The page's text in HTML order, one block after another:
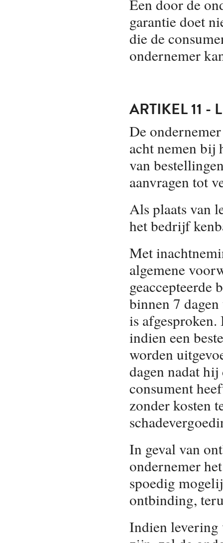
Een door de
garantie doet
die de
ondernemer
ARTIKEL 11 -
De
acht nemen bij
van
aanvragen tot
Als plaats van
het bedrijf
Met
algemene
geaccepteerde
binnen 7
is
indien een
worden
dagen nadat
consument
zonder kosten
In geval van
ondernemer
spoedig
ontbinding,
Indien levering